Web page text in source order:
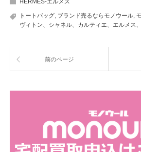
HERMES-エルメス
トートバッグ, ブランド売るならモノウール,
ヴィトン、シャネル、カルティエ、エルメス
前のページ